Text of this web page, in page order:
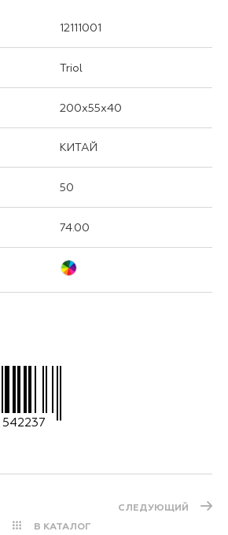
12111001
Triol
200x55x40
КИТАЙ
50
74.00
542237
В КАТАЛОГ
СЛЕДУЮЩИЙ